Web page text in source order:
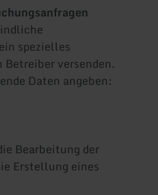
spezielles
versenden.
Daten angeben:
Bearbeitung der
Erstellung eines